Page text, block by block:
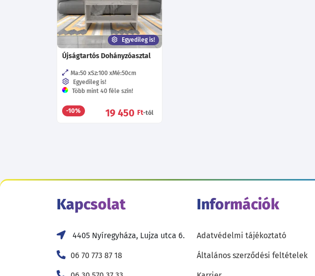
Egyedileg is!
Újságtartós Dohányzóasztal
Ma:50 Sz:100 Mé:50cm
Egyedileg is!
Több mint 40 féle szín!
-10% 19 450 Ft-tól
Kapcsolat
4405 Nyíregyháza, Lujza utca 6.
06 70 773 87 18
Információk
Adatvédelmi tájékoztató
Általános szerződési feltételek